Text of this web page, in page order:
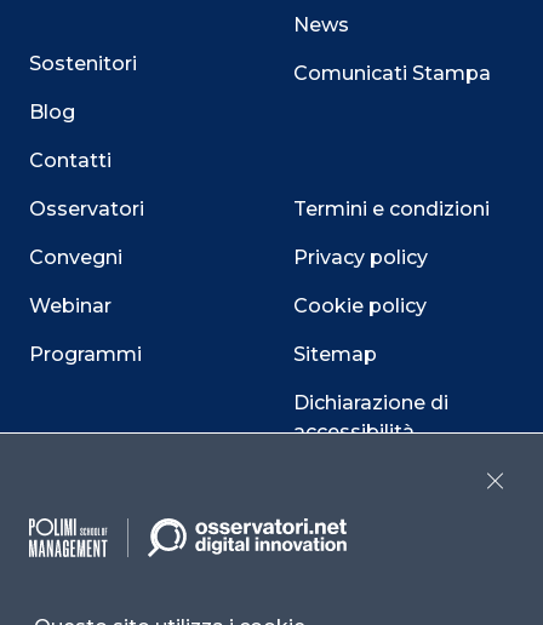
Sostenitori
Blog
Contatti
Osservatori
Convegni
Webinar
Programmi
News
Comunicati Stampa
Termini e condizioni
Privacy policy
Cookie policy
Sitemap
Dichiarazione di
accessibilità